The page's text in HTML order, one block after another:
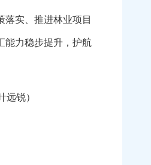
实、推进林业项目
能力稳步提升，护航
局 叶远锐）